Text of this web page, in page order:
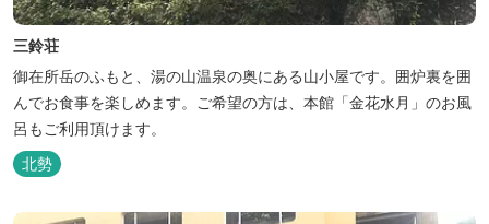
三鈴荘
御在所岳のふもと、湯の山温泉の奥にある山小屋です。囲炉裏を囲
んでお食事を楽しめます。ご希望の方は、本館「金花水月」のお風
呂もご利用頂けます。
北勢